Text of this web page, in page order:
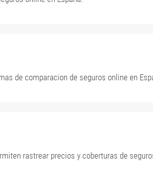
de comparacion de seguros online en
rastrear precios y coberturas de